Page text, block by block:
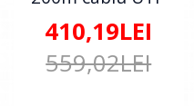
410,19LEI
559,02LEI